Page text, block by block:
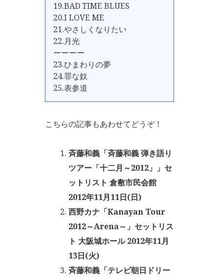
19.BAD TIME BLUES
20.I LOVE ME
21.やさしくなりたい
22.月光
ーーーー
23.ひまわりの夢
24.罪な奴
25.表参道
こちらの記事もあわせてどうぞ！
斉藤和義「斉藤和義 弾き語り
ツアー「十二月～2012」」セ
ットリスト 倉敷市民会館
2012年11月11日(日)
西野カナ「Kanayan Tour
2012～Arena～」セットリス
ト 大阪城ホール 2012年11月
13日(火)
斉藤和義「テレビ朝日ドリー